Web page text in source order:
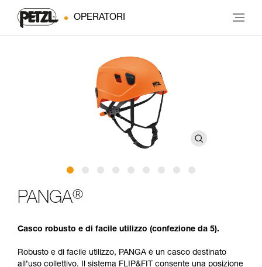
OPERATORI
PANGA®
Casco robusto e di facile utilizzo (confezione da 5).
Robusto e di facile utilizzo, PANGA è un casco destinato
all’uso collettivo. Il sistema FLIP&FIT consente una posizione